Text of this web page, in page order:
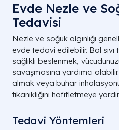
Evde Nezle ve
Tedavisi
Nezle ve soğuk algınlığı
evde tedavi edilebilir. Bol
sağlıklı beslenmek,
savaşmasına yardımcı
almak veya buhar
tıkanıklığını hafifletmeye
Tedavi Yöntemleri